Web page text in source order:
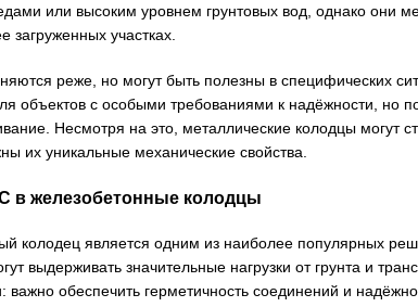
или высоким уровнем грунтовых вод, однако они
загруженных участках.
реже, но могут быть полезны в специфических
объектов с особыми требованиями к надёжности, но
Несмотря на это, металлические колодцы
их уникальные механические свойства.
в железобетонные колодцы
колодец является одним из наиболее популярных
выдерживать значительные нагрузки от грунта и
важно обеспечить герметичность соединений и